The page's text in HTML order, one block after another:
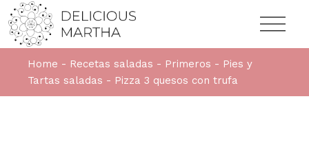
Home Recetas saladas Primeros
Pies y
Tartas saladas
Pizza 3 quesos con trufa